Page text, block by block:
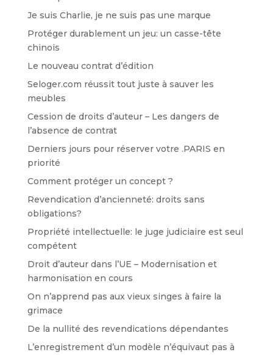
Je suis Charlie, je ne suis pas une marque
Protéger durablement un jeu: un casse-tête
chinois
Le nouveau contrat d’édition
Seloger.com réussit tout juste à sauver les
meubles
Cession de droits d’auteur – Les dangers de
l’absence de contrat
Derniers jours pour réserver votre .PARIS en
priorité
Comment protéger un concept ?
Revendication d’ancienneté: droits sans
obligations?
Propriété intellectuelle: le juge judiciaire est seul
compétent
Droit d’auteur dans l’UE – Modernisation et
harmonisation en cours
On n’apprend pas aux vieux singes à faire la
grimace
De la nullité des revendications dépendantes
L’enregistrement d’un modèle n’équivaut pas à